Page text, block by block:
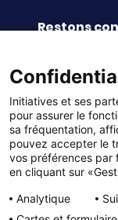
Le
Enquête de
Restons
Le blog
La newsletter
Commande
Catalogues à
Panier
La livraison
Le paiement
Services &
Reprise des
Paiement
100% Satisfait
Liens
© DMP
LE MANS CEDEX
Initiatives est
Initiatives et ses
pour assurer le
sa fréquentation,
pouvez accepter le
vos préférences par
en cliquant sur
Analytique